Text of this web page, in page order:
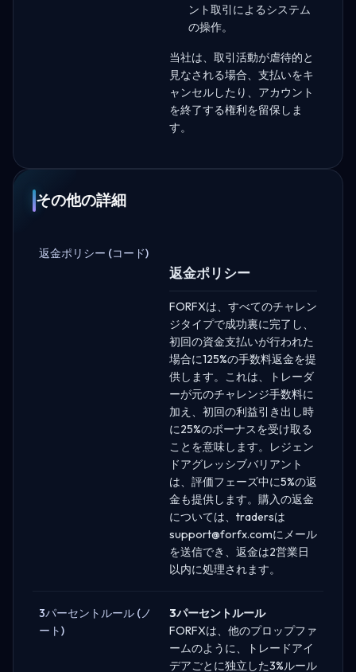
ント取引によるシステム
の操作。
当社は、取引活動が虐待的と
見なされる場合、支払いをキ
ャンセルしたり、アカウント
を終了する権利を留保しま
す。
その他の詳細
返金ポリシー (コード)
返金ポリシー
FORFXは、すべてのチャレン
ジタイプで成功裏に完了し、
初回の資金支払いが行われた
場合に125%の手数料返金を提
供します。これは、トレーダ
ーが元のチャレンジ手数料に
加え、初回の利益引き出し時
に25%のボーナスを受け取る
ことを意味します。レジェン
ドアグレッシブバリアント
は、評価フェーズ中に5%の返
金も提供します。購入の返金
については、tradersは
support@forfx.comにメール
を送信でき、返金は2営業日
以内に処理されます。
3パーセントルール (ノ
ート)
3パーセントルール
FORFXは、他のプロップファ
ームのように、トレードアイ
デアごとに独立した3%ルール